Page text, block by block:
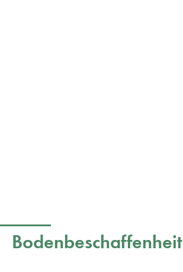
Bodenbeschaffenheit